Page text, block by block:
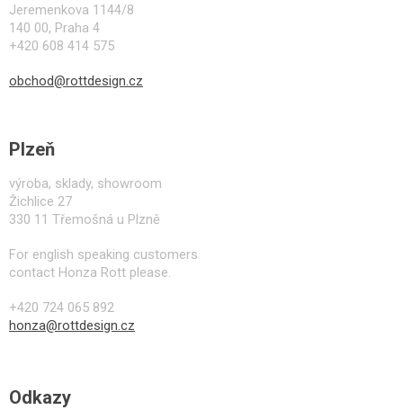
Jeremenkova 1144/8
140 00, Praha 4
+420 608 414 575
obchod@rottdesign.cz
Plzeň
výroba, sklady, showroom
Žichlice 27
330 11 Třemošná u Plzně
For english speaking customers
contact Honza Rott please.
+420 724 065 892
honza@rottdesign.cz
Odkazy